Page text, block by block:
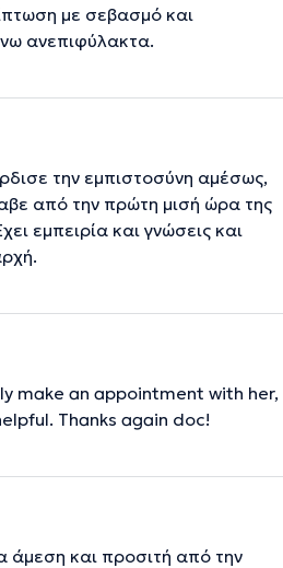
με σεβασμό και
ανεπιφύλακτα.
την εμπιστοσύνη αμέσως,
από την πρώτη μισή ώρα της
εμπειρία και γνώσεις και
make an appointment with her,
Thanks again doc!
και προσιτή από την